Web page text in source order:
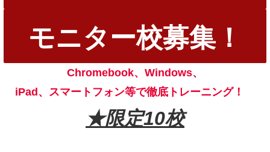
モニター校募集！
Chromebook、Windows、
iPad、スマートフォン等で徹底トレーニング！
★限定10校